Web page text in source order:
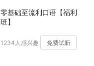
零基础至流利口语【福利
班】
1234人感兴趣 免费试听